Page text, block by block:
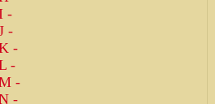
-
-
-
-
-
-